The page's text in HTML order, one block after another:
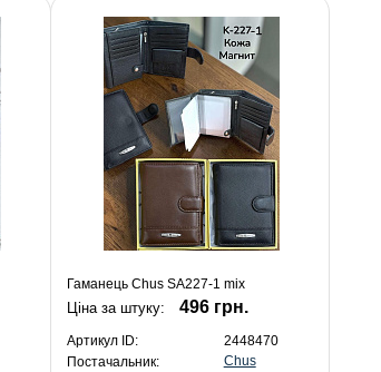
Гаманець Chus SA227-1 mix
Ціна за штуку: 496 грн.
Артикул ID:
2448470
Постачальник:
Chus